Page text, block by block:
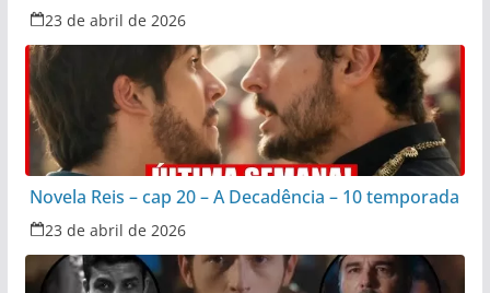
23 de abril de 2026
Novela Reis – cap 20 – A Decadência – 10 temporada
23 de abril de 2026